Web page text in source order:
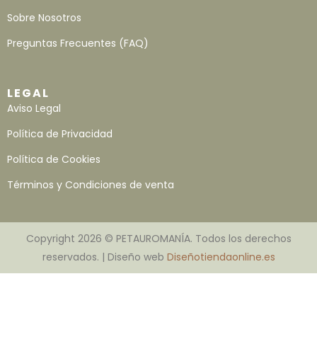
Sobre Nosotros
Preguntas Frecuentes (FAQ)
LEGAL
Aviso Legal
Política de Privacidad
Política de Cookies
Términos y Condiciones de venta
Copyright 2026 © PETAUROMANÍA. Todos los derechos
reservados. | Diseño web Diseñotiendaonline.es